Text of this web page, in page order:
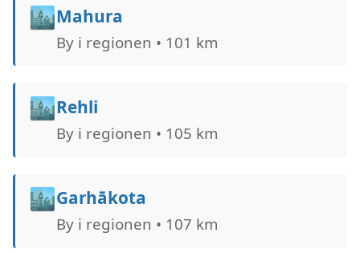
🏙️Mahura
By i regionen • 101 km
🏙️Rehli
By i regionen • 105 km
🏙️Garhākota
By i regionen • 107 km